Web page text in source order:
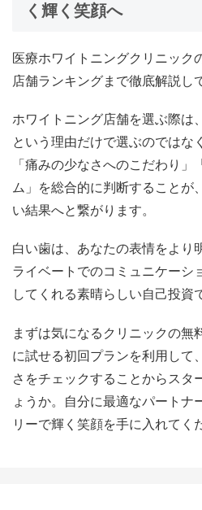
く輝く笑顔へ
医療ホワイトニングクリニック
店舗ランキングまで徹底解説し
ホワイトニング店舗を選ぶ際は
という理由だけで選ぶのではな
「痛みの少なさへのこだわり
ム」を総合的に判断することが
い結果へと繋がります。
白い歯は、あなたの表情をより
ライベートでのコミュニケーシ
してくれる素晴らしい自己投資
まずは気になるクリニックの無
に試せる初回プランを利用して
さをチェックすることからスタ
ょうか。自分に最適なパートナ
リーで輝く笑顔を手に入れてく